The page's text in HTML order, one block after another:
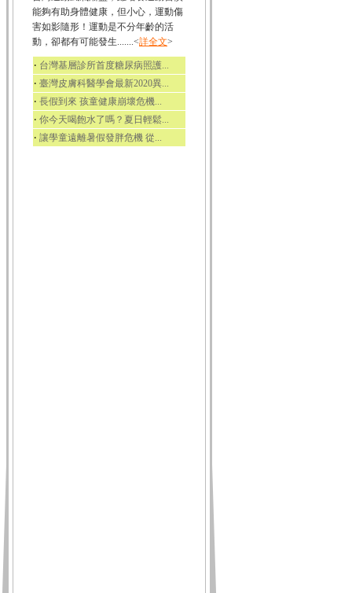
能夠有助身體健康，但小心，運動傷
害如影隨形！運動是不分年齡的活
動，卻都有可能發生.......<詳全文>
‧ 台灣基層診所首度糖尿病照護...
‧ 臺灣皮膚科醫學會最新2020異...
‧ 長假到來 孩童健康崩壞危機...
‧ 你今天喝飽水了嗎？夏日輕鬆...
‧ 讓學童遠離暑假發胖危機 從...